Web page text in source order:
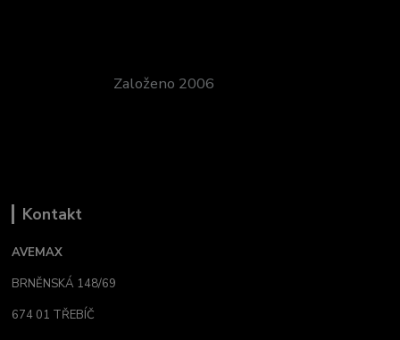
Založeno 2006
Kontakt
AVEMAX
BRNĚNSKÁ 148/69
674 01 TŘEBÍČ